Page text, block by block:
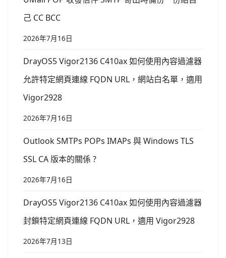
己 CC BCC
2026年7月16日
DrayOS5 Vigor2136 C410ax 如何使用內容過濾器
允許特定網頁連線 FQDN URL，網站白名單，適用
Vigor2928
2026年7月16日
Outlook SMTPs POPs IMAPs 與 Windows TLS
SSL CA 版本的關係 ?
2026年7月16日
DrayOS5 Vigor2136 C410ax 如何使用內容過濾器
封鎖特定網頁連線 FQDN URL，適用 Vigor2928
2026年7月13日